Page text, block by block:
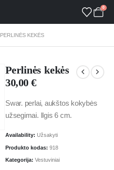
0
PERLINĖS KEKĖS
Perlinės kekės
30,00€
Swar. perlai, aukštos kokybės
užsegimai. Ilgis 6 cm.
Availability: Užsakyti
Produkto kodas: 918
Kategorija: Vestuviniai